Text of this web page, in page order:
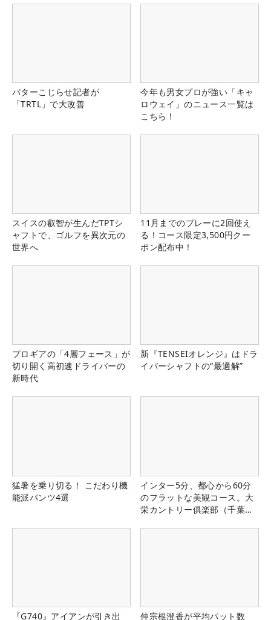
パターこじらせ記者が
「TRTL」で大改善
今年も男女プロが強い「キャ
ロウェイ」のニュース一覧は
こちら！
スイスの叡智が生んだTPTシ
ャフトで、ゴルフを異次元の
世界へ
11月までのプレーに2回使え
る！コース限定3,500円クー
ポン配布中！
プロギアの「4層フェース」が
切り開く高初速ドライバーの
新時代
新『TENSEIオレンジ』はドラ
イバーシャフトの“最適解”
猛暑を乗り切る！ こだわり機
能派パンツ4選
インター5分、都心から60分
のフラットな美観コース。大
栄カントリー俱楽部（千葉
『G740』アイアンが引き出
仲宗根澄香が平均パット数